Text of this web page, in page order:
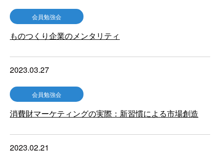
会員勉強会
ものつくり企業のメンタリティ
2023.03.27
会員勉強会
消費財マーケティングの実際：新習慣による市場創造
2023.02.21